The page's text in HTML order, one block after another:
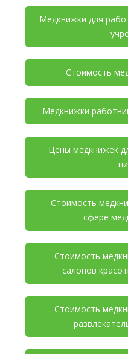
Медкнижки для
Стоимость
Медкнижки
Цены медкнижек
Стоимость
сфере
Стоимость
салонов
Стоимость